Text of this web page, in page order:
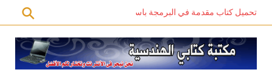
تحميل كتاب مقدمة في البرمجة باستخدام C# PDF – دليل المبتدئين للتعلم الذاتي